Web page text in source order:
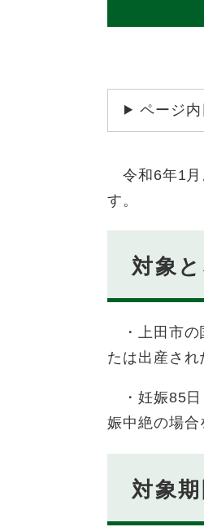
ページ内
令和6年1月
す。
対象
・上田市の
たは出産され
・妊娠85日
娠中絶の場合
対象期